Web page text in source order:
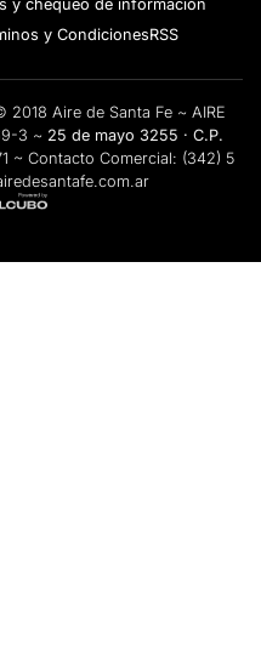
y chequeo de información
y CondicionesRSS
Aire de Santa Fe ~ AIRE
3 ~ 25 de mayo 3255 · C.P.
~ Contacto Comercial: (342) 5